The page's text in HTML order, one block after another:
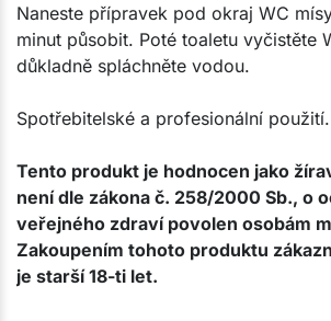
Naneste přípravek pod okraj WC
minut působit. Poté toaletu vyčistěte
důkladně spláchněte vodou.
Spotřebitelské a profesionální použití.​
Tento produkt je hodnocen jako
není dle zákona č. 258/2000 Sb., o
veřejného zdraví povolen osobám
Zakoupením tohoto produktu
je starší 18-ti let.